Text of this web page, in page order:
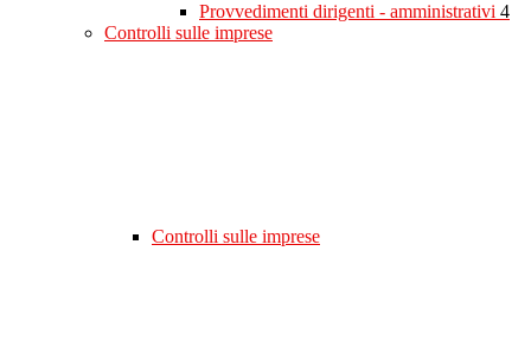
Provvedimenti dirigenti - amministrativi 4
Controlli sulle imprese
Controlli sulle imprese